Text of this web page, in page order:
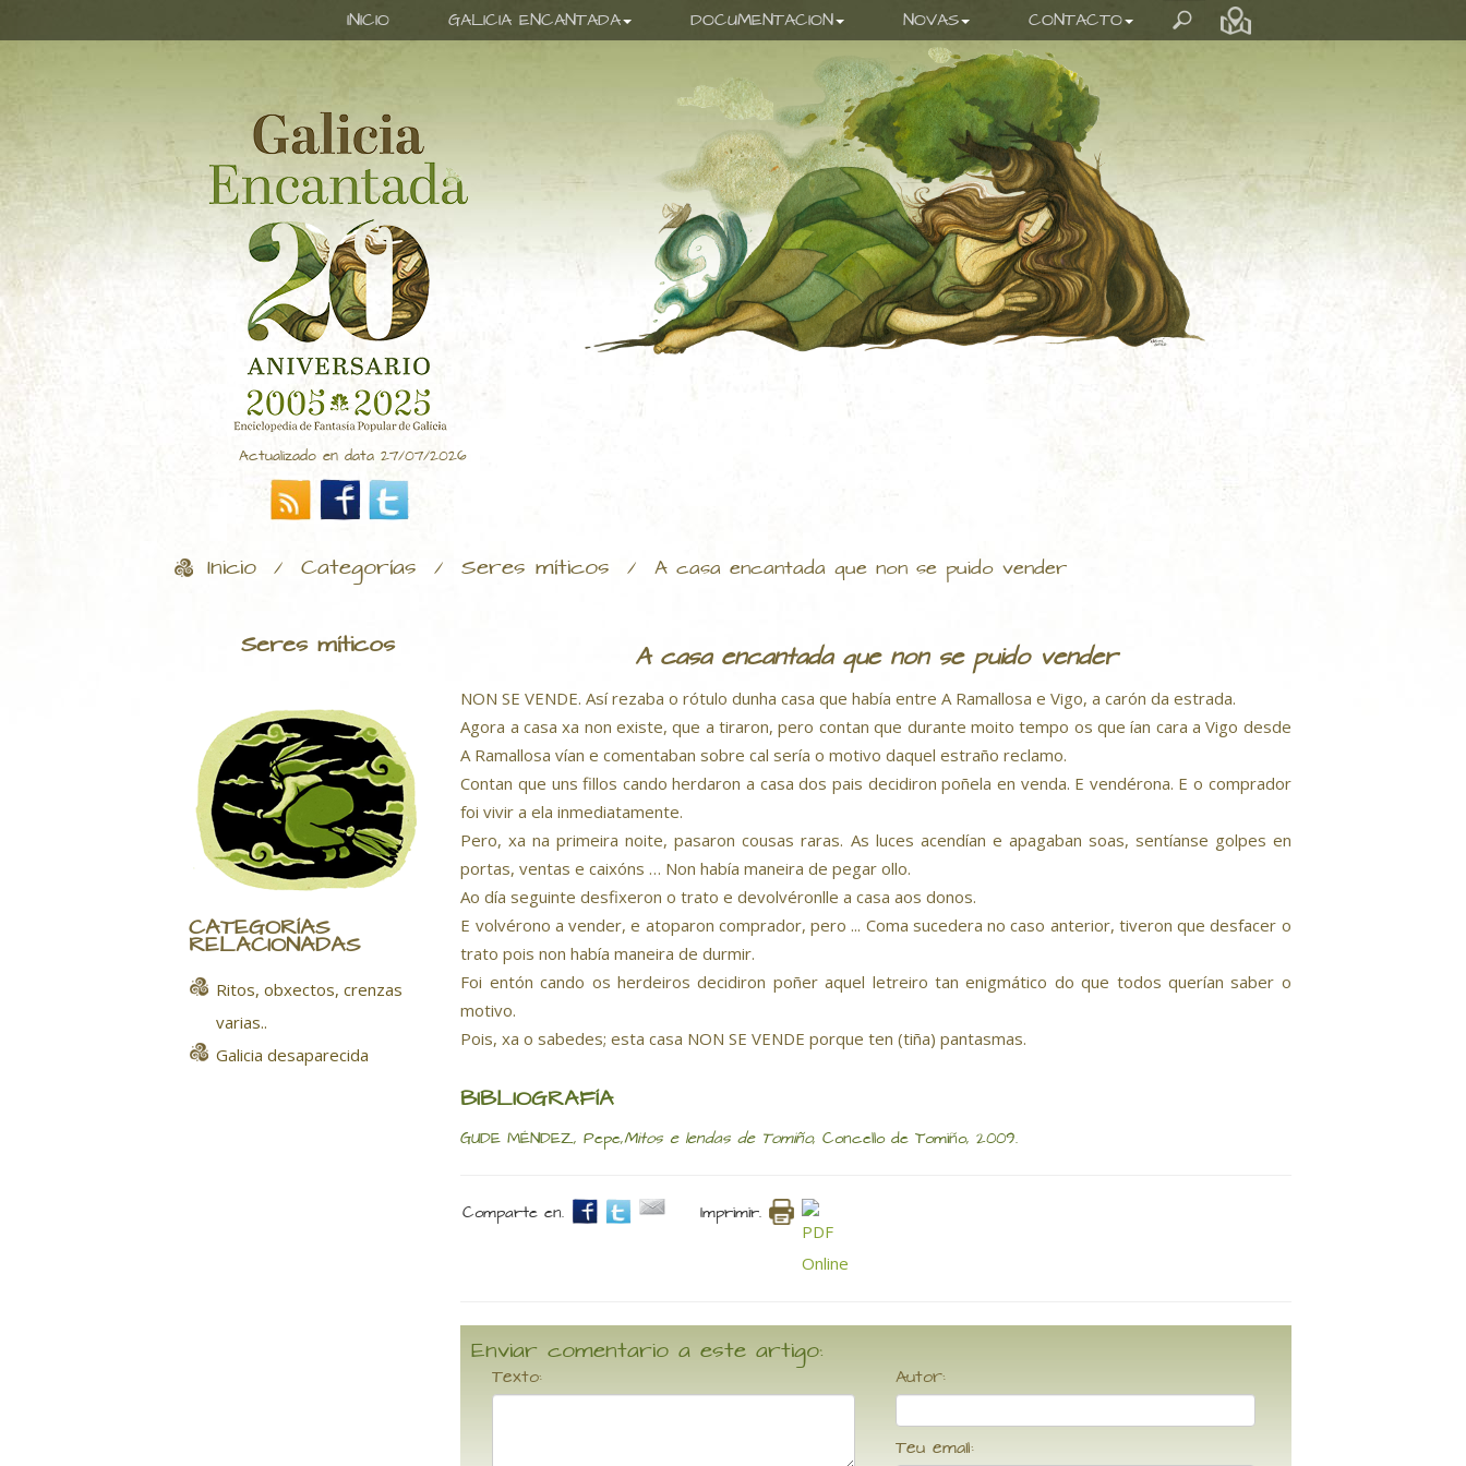
INICIO GALICIA ENCANTADA DOCUMENTACION NOVAS CONTACTO
Actualizado en data 27/07/2026
Inicio / Categorías / Seres míticos / A casa encantada que non se puido vender
Seres míticos
CATEGORÍAS
RELACIONADAS
Ritos, obxectos, crenzas
varias..
Galicia desaparecida
A casa encantada que non se puido vender
NON SE VENDE. Así rezaba o rótulo dunha casa que había entre A Ramallosa e Vigo, a carón da estrada.
Agora a casa xa non existe, que a tiraron, pero contan que durante moito tempo os que ían cara a Vigo desde
A Ramallosa vían e comentaban sobre cal sería o motivo daquel estraño reclamo.
Contan que uns fillos cando herdaron a casa dos pais decidiron poñela en venda. E vendérona. E o comprador
foi vivir a ela inmediatamente.
Pero, xa na primeira noite, pasaron cousas raras. As luces acendían e apagaban soas, sentíanse golpes en
portas, ventas e caixóns … Non había maneira de pegar ollo.
Ao día seguinte desfixeron o trato e devolvéronlle a casa aos donos.
E volvérono a vender, e atoparon comprador, pero ... Coma sucedera no caso anterior, tiveron que desfacer o
trato pois non había maneira de durmir.
Foi entón cando os herdeiros decidiron poñer aquel letreiro tan enigmático do que todos querían saber o
motivo.
Pois, xa o sabedes; esta casa NON SE VENDE porque ten (tiña) pantasmas.
BIBLIOGRAFÍA
GUDE MÉNDEZ, Pepe,Mitos e lendas de Tomiño, Concello de Tomiño, 2009.
Comparte en. Imprimir.
Enviar comentario a este artigo:
Texto: Autor:
Teu email: